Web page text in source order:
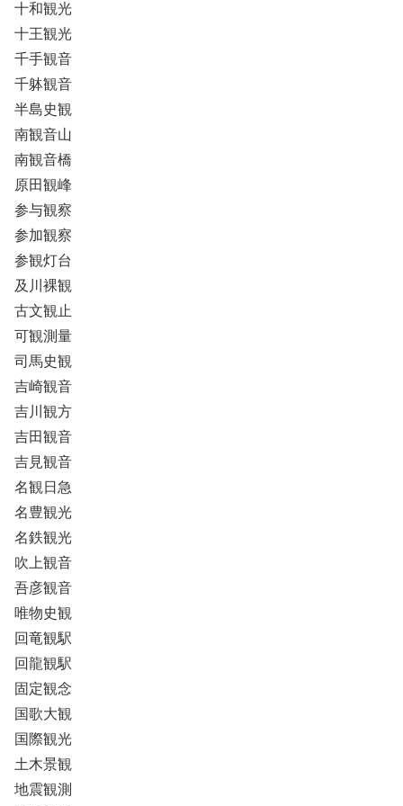
十和観光
十王観光
千手観音
千躰観音
半島史観
南観音山
南観音橋
原田観峰
参与観察
参加観察
参観灯台
及川裸観
古文観止
可観測量
司馬史観
吉崎観音
吉川観方
吉田観音
吉見観音
名観日急
名豊観光
名鉄観光
吹上観音
吾彦観音
唯物史観
回竜観駅
回龍観駅
固定観念
国歌大観
国際観光
土木景観
地震観測